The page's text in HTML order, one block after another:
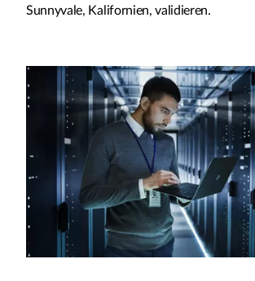
Sunnyvale, Kalifornien, validieren.